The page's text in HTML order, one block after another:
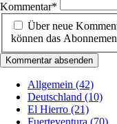
Kommentar*
Über neue
können das
Kommentar absenden
Allgemein (42)
Deutschland (10)
El Hierro (21)
Fuerteventura (70)